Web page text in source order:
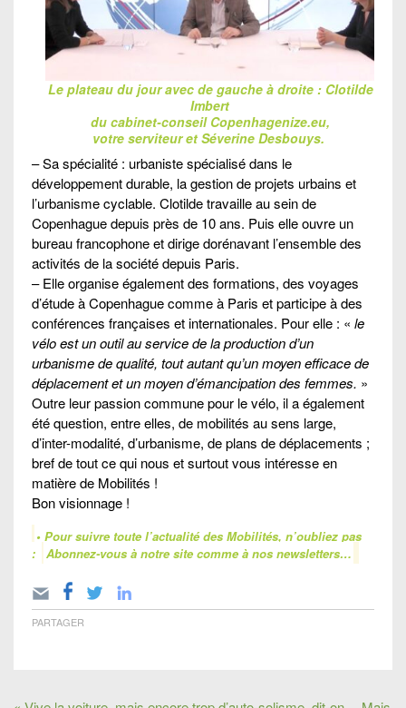
Le plateau du jour avec de gauche à droite : Clotilde
Imbert
du cabinet-conseil Copenhagenize.eu,
votre serviteur et Séverine Desbouys.
– Sa spécialité : urbaniste spécialisé dans le
développement durable, la gestion de projets urbains et
l’urbanisme cyclable. Clotilde travaille au sein de
Copenhague depuis près de 10 ans. Puis elle ouvre un
bureau francophone et dirige dorénavant l’ensemble des
activités de la société depuis Paris.
– Elle organise également des formations, des voyages
d’étude à Copenhague comme à Paris et participe à des
conférences françaises et internationales. Pour elle : « le
vélo est un outil au service de la production d’un
urbanisme de qualité, tout autant qu’un moyen efficace de
déplacement et un moyen d’émancipation des femmes. »
Outre leur passion commune pour le vélo, il a également
été question, entre elles, de mobilités au sens large,
d’inter-modalité, d’urbanisme, de plans de déplacements ;
bref de tout ce qui nous et surtout vous intéresse en
matière de Mobilités !
Bon visionnage !
• Pour suivre toute l’actualité des Mobilités, n’oubliez pas
:
Abonnez-vous à notre site comme à nos newsletters…
PARTAGER